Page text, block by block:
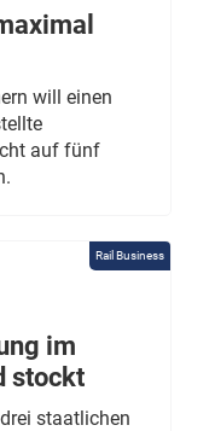
will einen
auf fünf
Rail Business
im
stockt
staatlichen